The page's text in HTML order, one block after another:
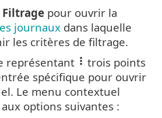
Filtrage pour ouvrir la
journaux dans laquelle
les critères de filtrage.
représentant
trois points
spécifique pour ouvrir
Le menu contextuel
options suivantes :